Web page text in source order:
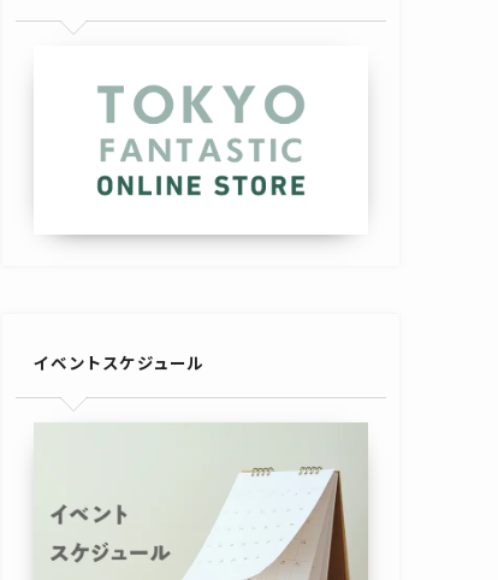
イベントスケジュール